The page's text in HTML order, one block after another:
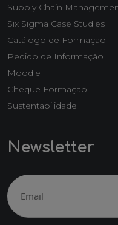
Supply Chain
Six Sigma Case Studies
Catálogo de Formação
Pedido de Informação
Moodle
Cheque Formação
Sustentabilidade
Newsletter
Email